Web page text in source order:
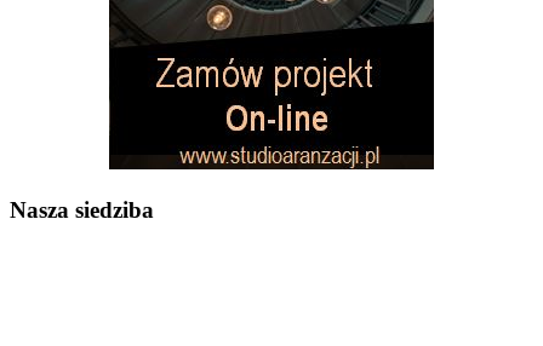
Nasza siedziba